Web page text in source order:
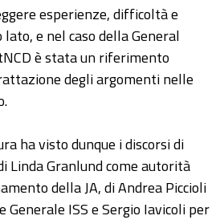
esperienze, difficoltà e
e nel caso della General
è stata un riferimento
degli argomenti nelle
ha visto dunque i discorsi di
Linda Granlund come autorità
della JA, di Andrea Piccioli
ISS e Sergio Iavicoli per